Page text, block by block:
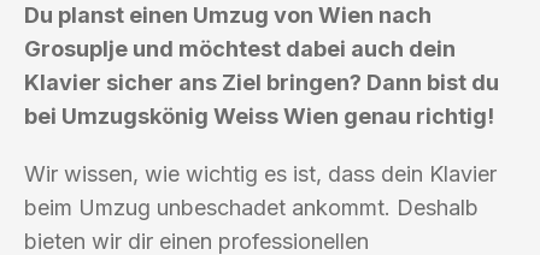
Du planst einen Umzug von Wien nach
Grosuplje und möchtest dabei auch dein
Klavier sicher ans Ziel bringen? Dann bist du
bei Umzugskönig Weiss Wien genau richtig!
Wir wissen, wie wichtig es ist, dass dein Klavier
beim Umzug unbeschadet ankommt. Deshalb
bieten wir dir einen professionellen